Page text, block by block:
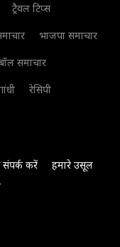
ट्रैवल टिप्स
भाजपा समाचार
समाचार
रेसिपी
करें
हमारे उसूल